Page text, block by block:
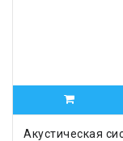
Акустическая